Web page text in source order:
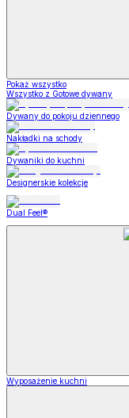
Pokaż wszystko
Wszystko z Gotowe dywany
Dywany do pokoju dziennego
Nakładki na schody
Dywaniki do kuchni
Designerskie kolekcje
Dual Feel®
Wyposażenie kuchni